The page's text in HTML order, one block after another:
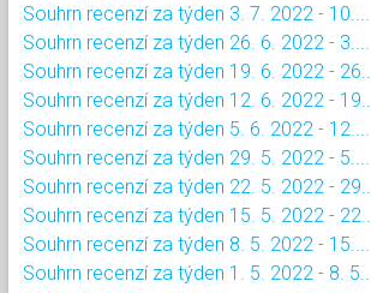
Souhrn recenzí za týden 3. 7. 2022 - 10....
Souhrn recenzí za týden 26. 6. 2022 - 3....
Souhrn recenzí za týden 19. 6. 2022 - 26....
Souhrn recenzí za týden 12. 6. 2022 - 19....
Souhrn recenzí za týden 5. 6. 2022 - 12....
Souhrn recenzí za týden 29. 5. 2022 - 5....
Souhrn recenzí za týden 22. 5. 2022 - 29....
Souhrn recenzí za týden 15. 5. 2022 - 22....
Souhrn recenzí za týden 8. 5. 2022 - 15....
Souhrn recenzí za týden 1. 5. 2022 - 8. 5....